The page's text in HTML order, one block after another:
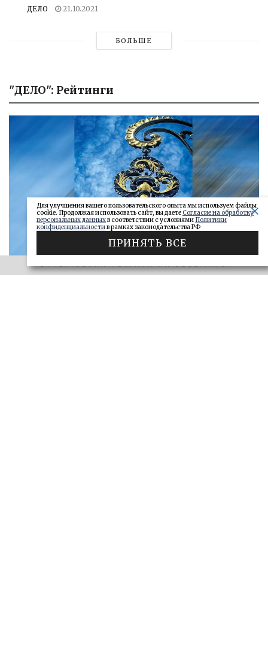
ДЕЛО 21.10.2021
БОЛЬШЕ
"ДЕЛО": Рейтинги
«САМАРСКОЕ ОБОЗРЕНИЕ» И «ДЕЛО»
Для улучшения вашего пользовательского опыта мы используем файлы
cookie. Продолжая использовать сайт, вы даетеСогласие на обработку
персональных данныхв соответствии с условиями Политики
конфиденциальностив рамках законодательства РФ
ПРИНЯТЬ ВСЕ
ЭФФЕКТИВНАЯ РЕКЛАМА НА OBOZ.INFO